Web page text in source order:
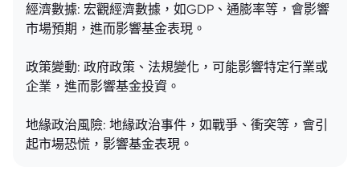
經濟數據: 宏觀經濟數據，如GDP、通膨率等，會影響
市場預期，進而影響基金表現。
政策變動: 政府政策、法規變化，可能影響特定行業或
企業，進而影響基金投資。
地緣政治風險: 地緣政治事件，如戰爭、衝突等，會引
起市場恐慌，影響基金表現。